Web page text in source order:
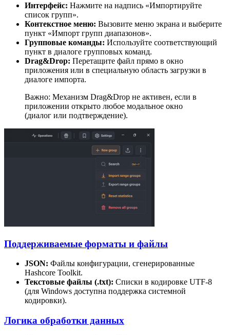
Интерфейс: Нажмите на надпись «Импортируйте
список групп».
Контекстное меню: Вызовите меню экрана и выберите
пункт «Импорт групп диапазонов».
Групповые команды: Используйте соответствующий
пункт в диалоге групповых команд.
Drag&Drop: Перетащите файл прямо в окно
приложения или в специальную область загрузки в
диалоге импорта.
Важно: Механизм Drag&Drop не активен, если в
приложении открыто любое модальное окно
(диалог или подтверждение).
Поддерживаемые форматы и файлы
JSON: Файлы конфигурации, сгенерированные
Hashcore Toolkit.
Текстовые файлы (.txt): Списки в кодировке UTF-8
(для Windows доступна поддержка системной
кодировки).
Логика обработки данных